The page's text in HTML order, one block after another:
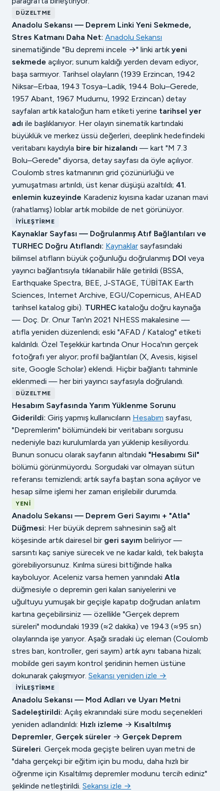
DÜZELTME
Anadolu Sekansı — Deprem Linki Yeni Sekmede,
Stres Katmanı Daha Net: Anadolu Sekansı
sinematiğinde "Bu depremi incele →" linki artıkyeni
sekmede açılıyor; sunum kaldığı yerden devam ediyor,
başa sarmıyor. Tarihsel olayların (1939 Erzincan, 1942
Niksar–Erbaa, 1943 Tosya–Ladik, 1944 Bolu–Gerede,
1957 Abant, 1967 Mudurnu, 1992 Erzincan) detay
sayfaları artık kataloğun ham etiketi yerine tarihsel yer
adı ile başlıklanıyor. Her olayın sinematik kartındaki
büyüklük ve merkez üssü değerleri, deeplink hedefindeki
veritabanı kaydıyla bire bir hizalandı — kart "M 7.3
Bolu–Gerede" diyorsa, detay sayfası da öyle açılıyor.
Coulomb stres katmanının grid çözünürlüğü ve
yumuşatması artırıldı, üst kenar düşüşü azaltıldı; 41.
enlemin kuzeyinde Karadeniz kıyısına kadar uzanan mavi
(rahatlamış) loblar artık mobilde de net görünüyor.
İYILEŞTIRME
Kaynaklar Sayfası — Doğrulanmış Atıf Bağlantıları ve
TURHEC Doğru Atıflandı: Kaynaklar sayfasındaki
bilimsel atıfların büyük çoğunluğu doğrulanmış DOI veya
yayıncı bağlantısıyla tıklanabilir hâle getirildi (BSSA,
Earthquake Spectra, BEE, J-STAGE, TÜBİTAK Earth
Sciences, Internet Archive, EGU/Copernicus, AHEAD
tarihsel katalog gibi). TURHEC kataloğu doğru kaynağa
— Doç. Dr. Onur Tan'ın 2021 NHESS makalesine —
atıfla yeniden düzenlendi; eski "AFAD / Katalog" etiketi
kaldırıldı. Özel Teşekkür kartında Onur Hoca'nın gerçek
fotoğrafı yer alıyor; profil bağlantıları (X, Avesis, kişisel
site, Google Scholar) eklendi. Hiçbir bağlantı tahminle
eklenmedi — her biri yayıncı sayfasıyla doğrulandı.
DÜZELTME
Hesabım Sayfasında Yarım Yüklenme Sorunu
Giderildi: Giriş yapmış kullanıcıların Hesabım sayfası,
"Depremlerim" bölümündeki bir veritabanı sorgusu
nedeniyle bazı kurulumlarda yarı yüklenip kesiliyordu.
Bunun sonucu olarak sayfanın altındaki "Hesabımı Sil"
bölümü görünmüyordu. Sorgudaki var olmayan sütun
referansı temizlendi; artık sayfa baştan sona açılıyor ve
hesap silme işlemi her zaman erişilebilir durumda.
YENI
Anadolu Sekansı — Deprem Geri Sayımı + "Atla"
Düğmesi: Her büyük deprem sahnesinin sağ alt
köşesinde artık dairesel bir geri sayım beliriyor —
sarsıntı kaç saniye sürecek ve ne kadar kaldı, tek bakışta
görebiliyorsunuz. Kırılma süresi bittiğinde halka
kayboluyor. Aceleniz varsa hemen yanındaki Atla
düğmesiyle o depremin geri kalan saniyelerini ve
uğultuyu yumuşak bir geçişle kapatıp doğrudan anlatım
kartına geçebilirsiniz — özellikle "Gerçek deprem
süreleri" modundaki 1939 (≈2 dakika) ve 1943 (≈95 sn)
olaylarında işe yarıyor. Aşağı sıradaki üç eleman (Coulomb
stres barı, kontroller, geri sayım) artık aynı tabana hizalı;
mobilde geri sayım kontrol şeridinin hemen üstüne
dokunarak çakışmıyor. Sekansı yeniden izle →
İYILEŞTIRME
Anadolu Sekansı — Mod Adları ve Uyarı Metni
Sadeleştirildi: Açılış ekranındaki süre modu seçenekleri
yeniden adlandırıldı: Hızlı izleme → Kısaltılmış
Depremler, Gerçek süreler → Gerçek Deprem
Süreleri. Gerçek moda geçişte beliren uyarı metni de
"daha gerçekçi bir eğitim için bu modu, daha hızlı bir
öğrenme için Kısaltılmış depremler modunu tercih ediniz"
şeklinde netleştirildi. Sekansı izle →